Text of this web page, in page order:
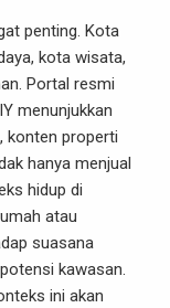
penting. Kota
kota wisata,
Portal resmi
menunjukkan
konten properti
hanya menjual
hidup di
atau
suasana
kawasan.
ini akan